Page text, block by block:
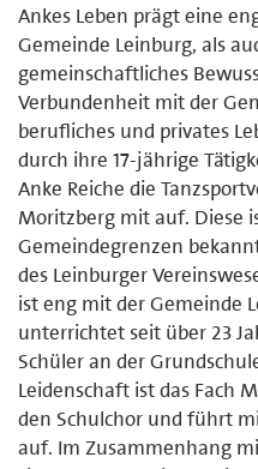
Ankes Leben prägt eine
Gemeinde Leinburg, als
gemeinschaftliches
Verbundenheit mit der
berufliches und privates
durch ihre 17-jährige
Anke Reiche die
Moritzberg mit auf. Diese
Gemeindegrenzen
des Leinburger
ist eng mit der Gemeinde
unterrichtet seit über 23
Schüler an der
Leidenschaft ist das Fach
den Schulchor und führt
auf. Im Zusammenhang